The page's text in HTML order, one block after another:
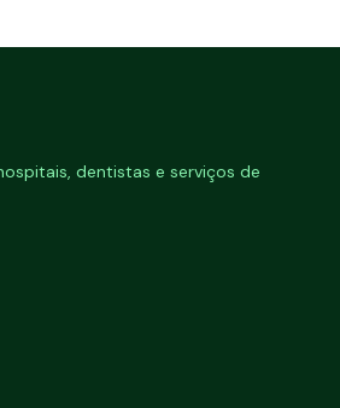
dentistas e serviços de